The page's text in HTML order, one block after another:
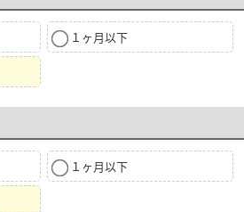
１ヶ月以下
１ヶ月以下